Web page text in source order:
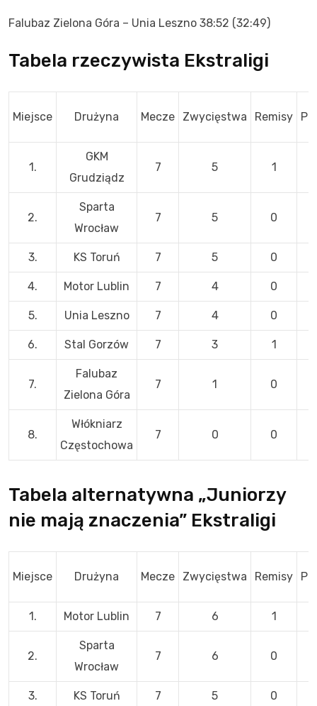
Falubaz Zielona Góra – Unia Leszno 38:52 (32:49)
Tabela rzeczywista Ekstraligi
Miejsce Drużyna Mecze Zwycięstwa Remisy
1.
GKM
Grudziądz
7 5 1
2.
Sparta
Wrocław
7 5 0
3. KS Toruń 7 5 0
4. Motor Lublin 7 4 0
5. Unia Leszno 7 4 0
6. Stal Gorzów 7 3 1
7.
Falubaz
Zielona Góra
7 1 0
8.
Włókniarz
Częstochowa
7 0 0
Tabela alternatywna „Juniorzy
nie mają znaczenia” Ekstraligi
Miejsce Drużyna Mecze Zwycięstwa Remisy
1. Motor Lublin 7 6 1
2.
Sparta
Wrocław
7 6 0
3. KS Toruń 7 5 0